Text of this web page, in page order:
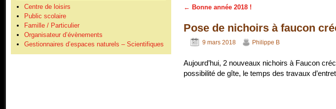
Centre de loisirs
Public scolaire
Famille / Particulier
Organisateur d’évènements
Gestionnaires d’espaces naturels – Scientifiques
Navigation des articles
← Bonne année 2018 !
Pose de nichoirs à faucon
9 mars 2018 Philippe B
Aujourd’hui, 2 nouveaux nichoirs à Faucon
possibilité de gîte, le temps des travaux